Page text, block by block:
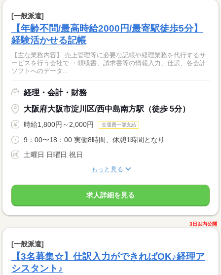
[一般派遣]
【年齢不問/最高時給2000円/最寄駅徒歩5分】
経験活かせる記帳
【主な業務内容】 売上管理等に必要な記帳や経理業務を代行するサ
ービスを行う会社で ・領収書、請求書等の情報入力、仕訳、各会計
ソフトへのデータ...
経理・会計・財務
大阪府大阪市淀川区/西中島南方駅（徒歩 5分）
時給1,800円～2,000円 交通費一部支給
9：00〜18：00 実働8時間、休憩1時間となり...
土曜日 日曜日 祝日
もっと見る
求人詳細を見る
3日以内公開
[一般派遣]
【3名募集☆】仕訳入力ができればOK♪経理ア
シスタント♪